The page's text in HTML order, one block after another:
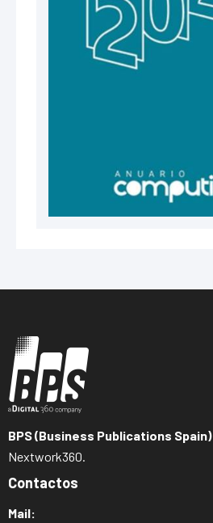
BPS (Business Publications Spain)
Nextwork360.
Contactos
Mail: